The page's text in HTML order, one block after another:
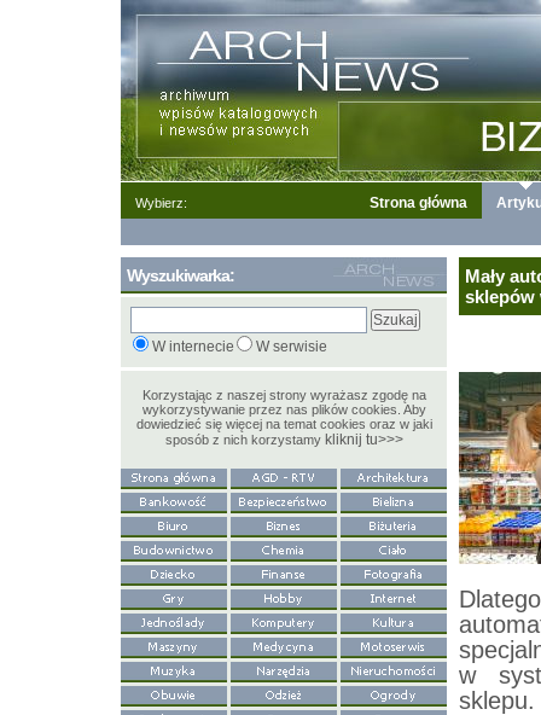
Wybierz: Strona główna
Mały
sklepów
w
sklepu.
Wyszukiwarka:
W internecie W serwisie
Korzystając z naszej strony wyrażasz zgodę na
wykorzystywanie przez nas plików cookies. Aby
dowiedzieć się więcej na temat cookies oraz w jaki
sposób z nich korzystamy kliknij tu>>>